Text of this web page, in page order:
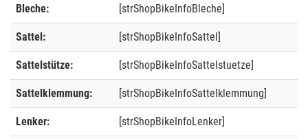
Bleche: [strShopBikeInfoBleche]
Sattel: [strShopBikeInfoSattel]
Sattelstütze: [strShopBikeInfoSattelstuetze]
Sattelklemmung: [strShopBikeInfoSattelklemmung]
Lenker: [strShopBikeInfoLenker]